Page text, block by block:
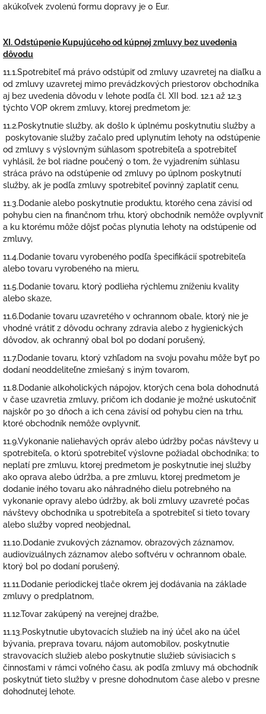
akúkoľvek zvolenú formu dopravy je 0 Eur.
XI. Odstúpenie Kupujúceho od kúpnej zmluvy bez uvedenia
dôvodu
11.1.Spotrebiteľ má právo odstúpiť od zmluvy uzavretej na diaľku a
od zmluvy uzavretej mimo prevádzkových priestorov obchodníka
aj bez uvedenia dôvodu v lehote podľa čl. XII bod. 12.1 až 12.3
týchto VOP okrem zmluvy, ktorej predmetom je:
11.2.Poskytnutie služby, ak došlo k úplnému poskytnutiu služby a
poskytovanie služby začalo pred uplynutím lehoty na odstúpenie
od zmluvy s výslovným súhlasom spotrebiteľa a spotrebiteľ
vyhlásil, že bol riadne poučený o tom, že vyjadrením súhlasu
stráca právo na odstúpenie od zmluvy po úplnom poskytnutí
služby, ak je podľa zmluvy spotrebiteľ povinný zaplatiť cenu,
11.3.Dodanie alebo poskytnutie produktu, ktorého cena závisí od
pohybu cien na finančnom trhu, ktorý obchodník nemôže ovplyvniť
a ku ktorému môže dôjsť počas plynutia lehoty na odstúpenie od
zmluvy,
11.4.Dodanie tovaru vyrobeného podľa špecifikácií spotrebiteľa
alebo tovaru vyrobeného na mieru,
11.5.Dodanie tovaru, ktorý podlieha rýchlemu zníženiu kvality
alebo skaze,
11.6.Dodanie tovaru uzavretého v ochrannom obale, ktorý nie je
vhodné vrátiť z dôvodu ochrany zdravia alebo z hygienických
dôvodov, ak ochranný obal bol po dodaní porušený,
11.7.Dodanie tovaru, ktorý vzhľadom na svoju povahu môže byť po
dodaní neoddeliteľne zmiešaný s iným tovarom,
11.8.Dodanie alkoholických nápojov, ktorých cena bola dohodnutá
v čase uzavretia zmluvy, pričom ich dodanie je možné uskutočniť
najskôr po 30 dňoch a ich cena závisí od pohybu cien na trhu,
ktoré obchodník nemôže ovplyvniť,
11.9.Vykonanie naliehavých opráv alebo údržby počas návštevy u
spotrebiteľa, o ktorú spotrebiteľ výslovne požiadal obchodníka; to
neplatí pre zmluvu, ktorej predmetom je poskytnutie inej služby
ako oprava alebo údržba, a pre zmluvu, ktorej predmetom je
dodanie iného tovaru ako náhradného dielu potrebného na
vykonanie opravy alebo údržby, ak boli zmluvy uzavreté počas
návštevy obchodníka u spotrebiteľa a spotrebiteľ si tieto tovary
alebo služby vopred neobjednal,
11.10.Dodanie zvukových záznamov, obrazových záznamov,
audiovizuálnych záznamov alebo softvéru v ochrannom obale,
ktorý bol po dodaní porušený,
11.11.Dodanie periodickej tlače okrem jej dodávania na základe
zmluvy o predplatnom,
11.12.Tovar zakúpený na verejnej dražbe,
11.13.Poskytnutie ubytovacích služieb na iný účel ako na účel
bývania, preprava tovaru, nájom automobilov, poskytnutie
stravovacích služieb alebo poskytnutie služieb súvisiacich s
činnosťami v rámci voľného času, ak podľa zmluvy má obchodník
poskytnúť tieto služby v presne dohodnutom čase alebo v presne
dohodnutej lehote.